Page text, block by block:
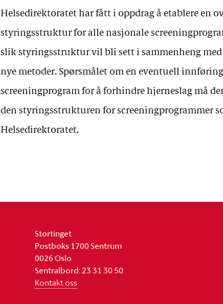
Helsedirektoratet har fått i oppdrag å etablere en
styringsstruktur for alle nasjonale
slik styringsstruktur vil bli sett i sammenheng
nye metoder. Spørsmålet om en eventuell
screeningprogram for å forhindre hjerneslag må
den styringsstrukturen for screeningprogrammer
Helsedirektoratet.
Stortinget
Postboks 1700 Sentrum
0026 Oslo
Sentralbord: 23 31 30 50
Kontakt oss